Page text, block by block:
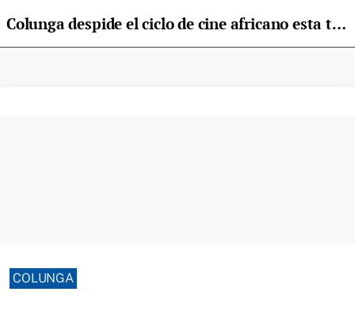
Colunga despide el ciclo de cine africano esta tarde con la proyección de ‘Nome’
COLUNGA